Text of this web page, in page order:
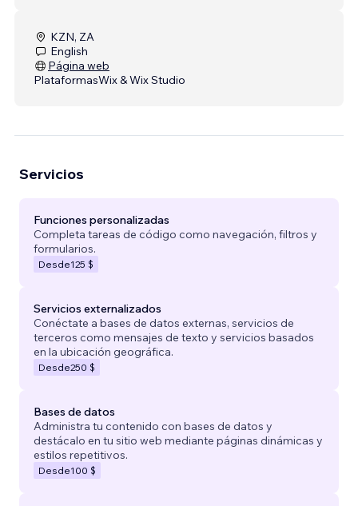
KZN, ZA
English
Página web
PlataformasWix & Wix Studio
Servicios
Funciones personalizadas
Completa tareas de código como navegación, filtros y
formularios.
Desde125 $
Servicios externalizados
Conéctate a bases de datos externas, servicios de
terceros como mensajes de texto y servicios basados
en la ubicación geográfica.
Desde250 $
Bases de datos
Administra tu contenido con bases de datos y
destácalo en tu sitio web mediante páginas dinámicas y
estilos repetitivos.
Desde100 $